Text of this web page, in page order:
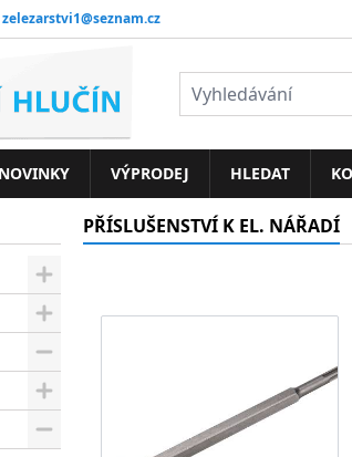
zelezarstvi1@seznam.cz
NOVINKY VÝPRODEJ HLEDAT
PŘÍSLUŠENSTVÍ K EL. NÁŘADÍ